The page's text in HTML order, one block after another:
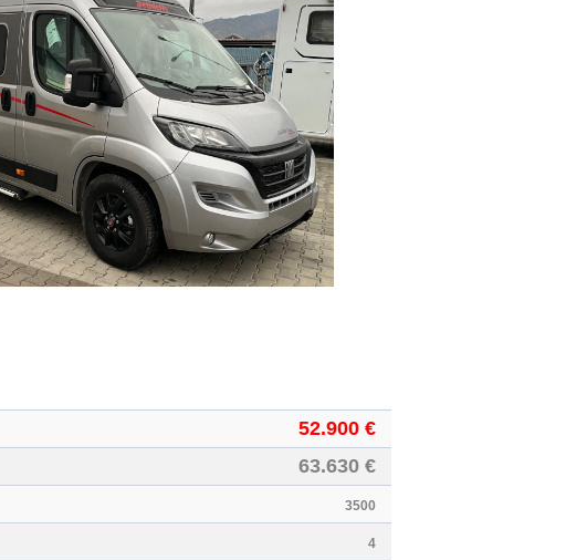
52.900 €
63.630 €
3500
4